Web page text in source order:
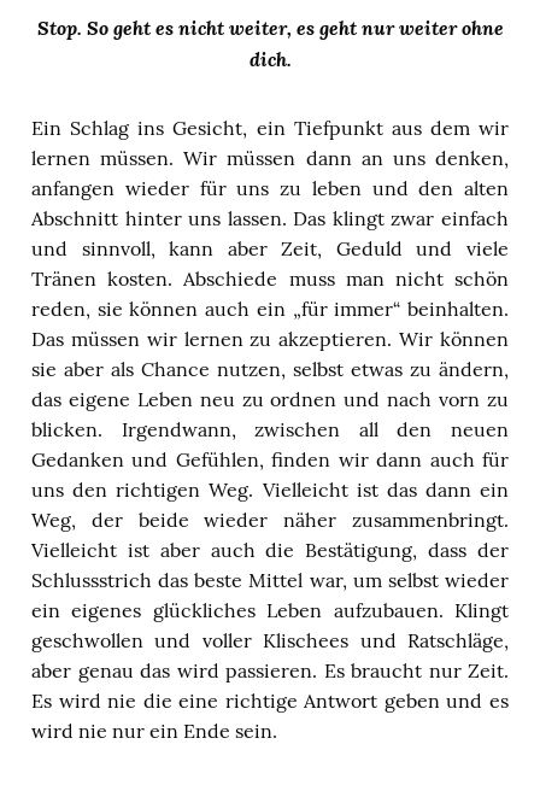
Stop. So geht es nicht weiter, es geht nur weiter ohne
dich.
Ein Schlag ins Gesicht, ein Tiefpunkt aus dem wir
lernen müssen. Wir müssen dann an uns denken,
anfangen wieder für uns zu leben und den alten
Abschnitt hinter uns lassen. Das klingt zwar einfach
und sinnvoll, kann aber Zeit, Geduld und viele
Tränen kosten. Abschiede muss man nicht schön
reden, sie können auch ein „für immer“ beinhalten.
Das müssen wir lernen zu akzeptieren. Wir können
sie aber als Chance nutzen, selbst etwas zu ändern,
das eigene Leben neu zu ordnen und nach vorn zu
blicken. Irgendwann, zwischen all den neuen
Gedanken und Gefühlen, finden wir dann auch für
uns den richtigen Weg. Vielleicht ist das dann ein
Weg, der beide wieder näher zusammenbringt.
Vielleicht ist aber auch die Bestätigung, dass der
Schlussstrich das beste Mittel war, um selbst wieder
ein eigenes glückliches Leben aufzubauen. Klingt
geschwollen und voller Klischees und Ratschläge,
aber genau das wird passieren. Es braucht nur Zeit.
Es wird nie die eine richtige Antwort geben und es
wird nie nur ein Ende sein.